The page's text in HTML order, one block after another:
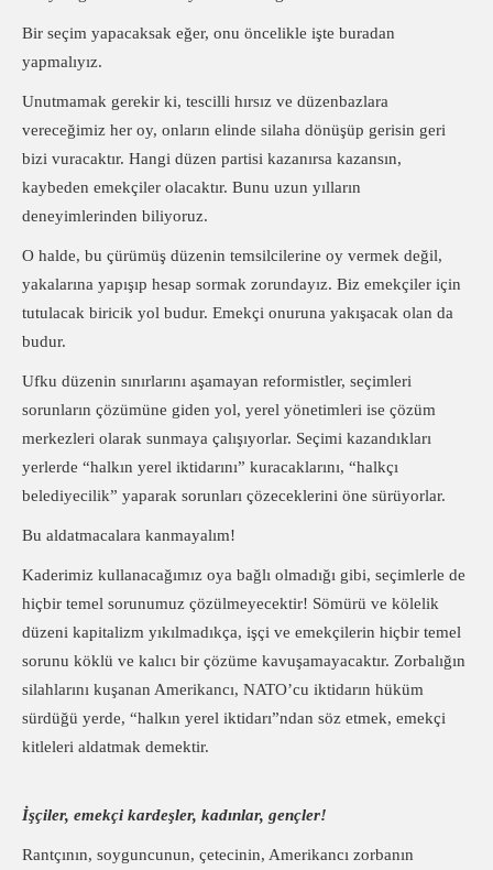
Bir seçim yapacaksak eğer, onu öncelikle işte buradan
yapmalıyız.
Unutmamak gerekir ki, tescilli hırsız ve düzenbazlara
vereceğimiz her oy, onların elinde silaha dönüşüp gerisin geri
bizi vuracaktır. Hangi düzen partisi kazanırsa kazansın,
kaybeden emekçiler olacaktır. Bunu uzun yılların
deneyimlerinden biliyoruz.
O halde, bu çürümüş düzenin temsilcilerine oy vermek değil,
yakalarına yapışıp hesap sormak zorundayız. Biz emekçiler için
tutulacak biricik yol budur. Emekçi onuruna yakışacak olan da
budur.
Ufku düzenin sınırlarını aşamayan reformistler, seçimleri
sorunların çözümüne giden yol, yerel yönetimleri ise çözüm
merkezleri olarak sunmaya çalışıyorlar. Seçimi kazandıkları
yerlerde “halkın yerel iktidarını” kuracaklarını, “halkçı
belediyecilik” yaparak sorunları çözeceklerini öne sürüyorlar.
Bu aldatmacalara kanmayalım!
Kaderimiz kullanacağımız oya bağlı olmadığı gibi, seçimlerle de
hiçbir temel sorunumuz çözülmeyecektir! Sömürü ve kölelik
düzeni kapitalizm yıkılmadıkça, işçi ve emekçilerin hiçbir temel
sorunu köklü ve kalıcı bir çözüme kavuşamayacaktır. Zorbalığın
silahlarını kuşanan Amerikancı, NATO’cu iktidarın hüküm
sürdüğü yerde, “halkın yerel iktidarı”ndan söz etmek, emekçi
kitleleri aldatmak demektir.
İşçiler, emekçi kardeşler, kadınlar, gençler!
Rantçının, soyguncunun, çetecinin, Amerikancı zorbanın